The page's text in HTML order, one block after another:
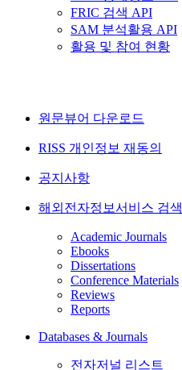
FRIC 검색 API
SAM 분석활용 API
활용 및 참여 현황
원문뷰어 다운로드
RISS 개인정보 재동의
공지사항
해외전자정보서비스 검색
Academic Journals
Ebooks
Dissertations
Conference Materials
Reviews
Reports
Databases & Journals
전자저널 리스트